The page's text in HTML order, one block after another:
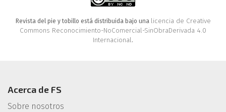
Revista del pie y tobillo está distribuida bajo una licencia de Creative
Commons Reconocimiento-NoComercial-SinObraDerivada 4.0
Internacional.
Acerca de FS
Sobre nosotros